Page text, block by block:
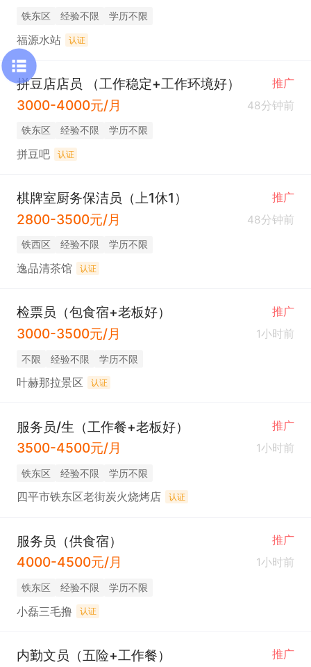
铁东区 经验不限 学历不限
福源水站 认证
拼豆店店员 （工作稳定+工作环境好） 推广
3000-4000元/月 48分钟前
铁东区 经验不限 学历不限
拼豆吧 认证
棋牌室厨务保洁员（上1休1） 推广
2800-3500元/月 48分钟前
铁西区 经验不限 学历不限
逸品清茶馆 认证
检票员（包食宿+老板好） 推广
3000-3500元/月 1小时前
不限 经验不限 学历不限
叶赫那拉景区 认证
服务员/生（工作餐+老板好） 推广
3500-4500元/月 1小时前
铁东区 经验不限 学历不限
四平市铁东区老街炭火烧烤店 认证
服务员（供食宿） 推广
4000-4500元/月 1小时前
铁东区 经验不限 学历不限
小磊三毛撸 认证
内勤文员（五险+工作餐） 推广